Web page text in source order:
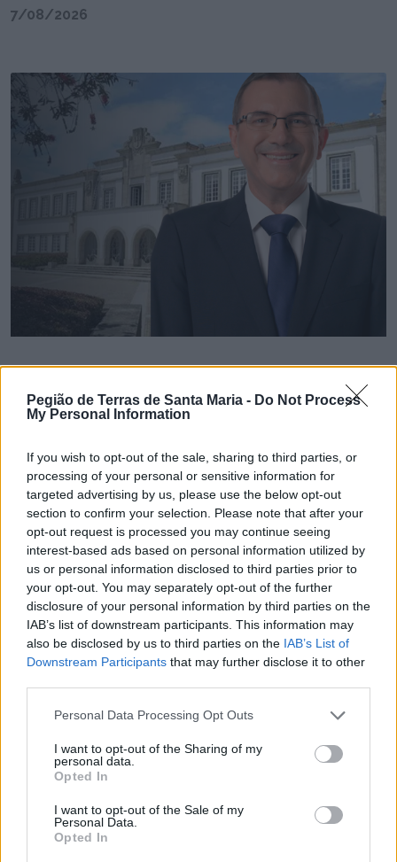
Pegião de Terras de Santa Maria - Do Not Process
My Personal Information
If you wish to opt-out of the sale, sharing to third parties, or
processing of your personal or sensitive information for
targeted advertising by us, please use the below opt-out
section to confirm your selection. Please note that after your
opt-out request is processed you may continue seeing
interest-based ads based on personal information utilized by
us or personal information disclosed to third parties prior to
your opt-out. You may separately opt-out of the further
disclosure of your personal information by third parties on the
IAB’s list of downstream participants. This information may
also be disclosed by us to third parties on the IAB’s List of
Downstream Participants that may further disclose it to other
Personal Data Processing Opt Outs
I want to opt-out of the Sharing of my
personal data.
Opted In
I want to opt-out of the Sale of my
Personal Data.
Opted In
7/08/2026
💶 Quanto Custou? | Município de Espinho vai
gastar € 22,8 mil em brindes institucionais
Esposa do presidente do PS de Oliveira de
Azeméis investigada pela IGAS por conflito de
interesses